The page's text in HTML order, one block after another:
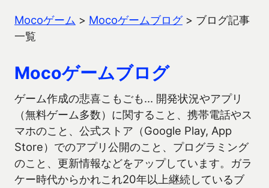
Mocoゲーム > Mocoゲームブログ> ブログ記事
一覧
Mocoゲームブログ
ゲーム作成の悲喜こもごも… 開発状況やアプリ
（無料ゲーム多数）に関すること、携帯電話やス
マホのこと、公式ストア（Google Play, App
Store）でのアプリ公開のこと、プログラミング
のこと、更新情報などをアップしています。ガラ
ケー時代からかれこれ20年以上継続しているブ